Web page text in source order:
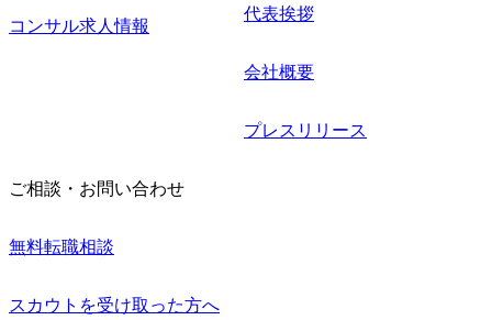
コンサル求人情報
代表挨拶
会社概要
プレスリリース
ご相談・お問い合わせ
無料転職相談
スカウトを受け取った方へ